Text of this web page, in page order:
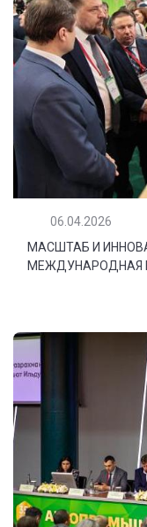
06.04.2026
МАСШТАБ И
МЕЖДУНАРОДНАЯ